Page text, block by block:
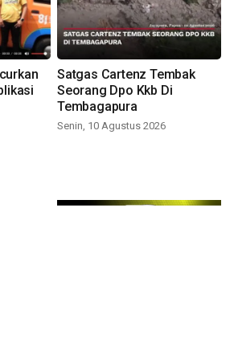
Satgas Cartenz Tembak
Seorang Dpo Kkb Di
Tembagapura
Senin, 10 Agustus 2026